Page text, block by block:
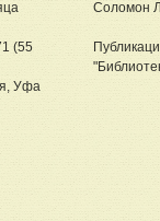
(55
Уфа
Соломон